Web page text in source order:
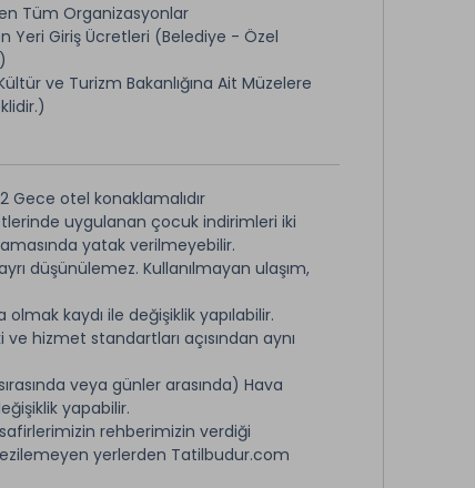
Tüm Organizasyonlar
Yeri Giriş Ücretleri (Belediye - Özel
ve Turizm Bakanlığına Ait Müzelere
otel konaklamalıdır
uygulanan çocuk indirimleri iki
yatak verilmeyebilir.
düşünülemez. Kullanılmayan ulaşım,
kaydı ile değişiklik yapılabilir.
hizmet standartları açısından aynı
veya günler arasında) Hava
yapabilir.
rehberimizin verdiği
yerlerden Tatilbudur.com